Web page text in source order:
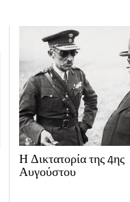
Η Δικτατορία της 4ης
Αυγούστου